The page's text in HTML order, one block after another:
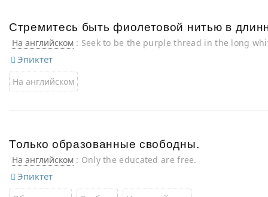
Стремитесь быть фиолетовой нитью в
На английском : Seek to be the purple thread in the long
Эпиктет
На английском
Только образованные свободны.
На английском : Only the educated are free.
Эпиктет